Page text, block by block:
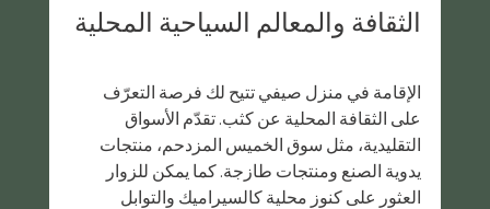
الثقافة والمعالم السياحية المحلية
الإقامة في منزل صيفي تتيح لك فرصة التعرّف
على الثقافة المحلية عن كثب. تقدّم الأسواق
التقليدية، مثل سوق الخميس المزدحم، منتجات
يدوية الصنع ومنتجات طازجة. كما يمكن للزوار
العثور على كنوز محلية كالسيراميك والتوابل